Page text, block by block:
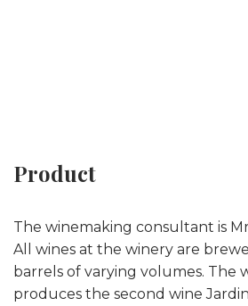
Product
The winemaking consultant is
All wines at the winery are
barrels of varying volumes. The
produces the second wine